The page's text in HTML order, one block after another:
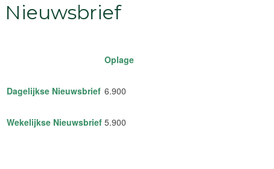
Nieuwsbrief
Oplage
Dagelijkse Nieuwsbrief 6.900
Wekelijkse Nieuwsbrief 5.900